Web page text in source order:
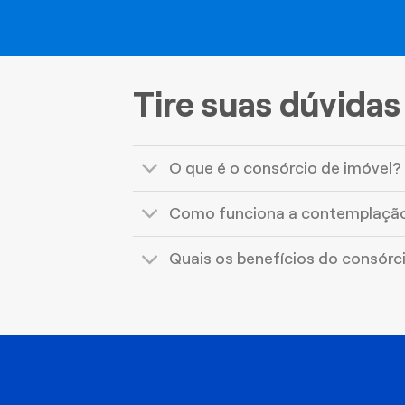
Tire suas dúvidas
O que é o consórcio de imóvel?
Como funciona a
Quais os benefícios do